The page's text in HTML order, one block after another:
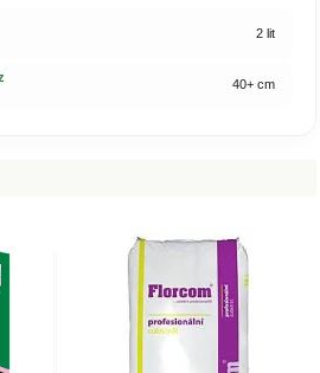
2 lit
40+ cm